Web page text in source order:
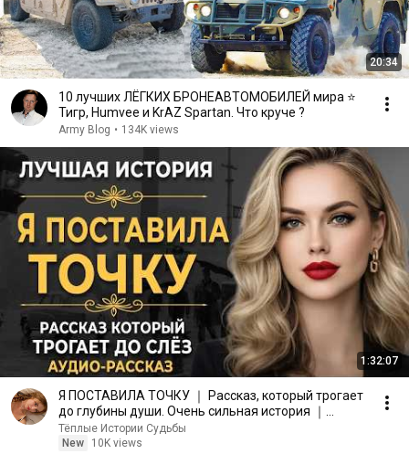
20:34
10 лучших ЛЁГКИХ БРОНЕАВТОМОБИЛЕЙ мира ⭐
Тигр, Humvee и KrAZ Spartan. Что круче ?
Army Blog • 134K views
1:32:07
Я ПОСТАВИЛА ТОЧКУ ｜ Рассказ, который трогает
до глубины души. Очень сильная история ｜
Аудио рассказ.
Тёплые Истории Судьбы
New
10K views